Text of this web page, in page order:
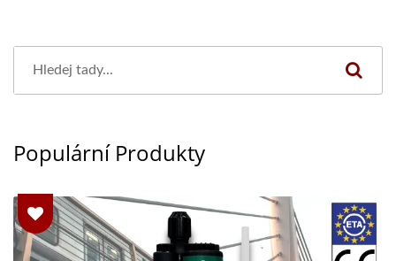
Populární Produkty